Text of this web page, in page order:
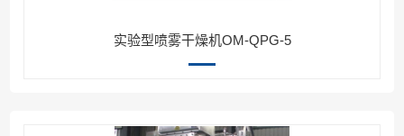
实验型喷雾干燥机OM-QPG-5